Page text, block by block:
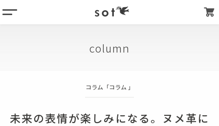
products
store list
column
コラム「コラム 」
未来の表情が楽しみになる。ヌメ革に